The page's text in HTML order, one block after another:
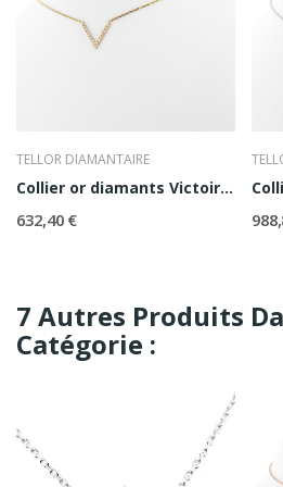
TELLOR DIAMANTAIRE
Collier or diamants Victoire PM
632,40 €
7 Autres Produits
Catégorie :